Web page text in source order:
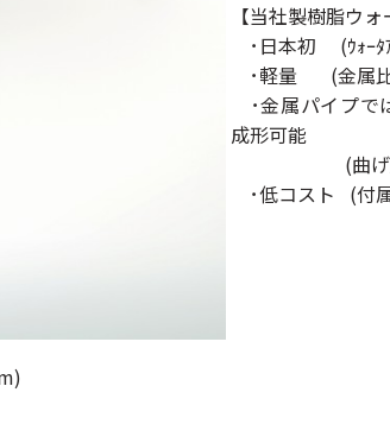
【当社製樹脂ウ
･日本初 (ｳｫｰﾀｱ
･軽量 (金属比
･金属パイプで
成形可能
(曲げ角度
･低コスト (付